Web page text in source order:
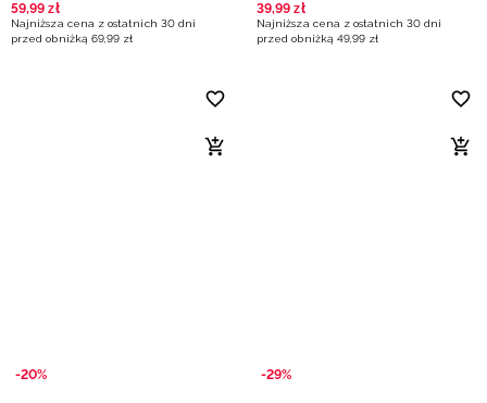
59,99 zł
Najniższa cena z ostatnich 30 dni
przed obniżką 69,99 zł
39,99 zł
Najniższa cena z ostatnich 30 dni
przed obniżką 49,99 zł
-20% -29%